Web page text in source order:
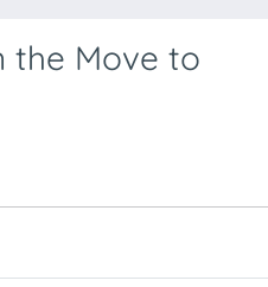
the Move to